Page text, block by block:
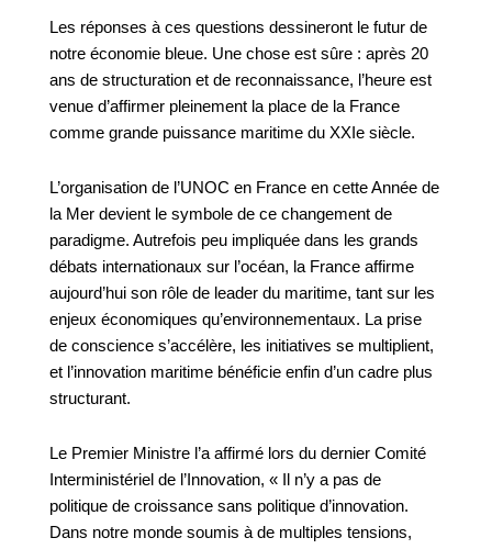
Les réponses à ces questions dessineront le futur de
notre économie bleue. Une chose est sûre : après 20
ans de structuration et de reconnaissance, l’heure est
venue d’affirmer pleinement la place de la France
comme grande puissance maritime du XXIe siècle.
L’organisation de l’UNOC en France en cette Année de
la Mer devient le symbole de ce changement de
paradigme. Autrefois peu impliquée dans les grands
débats internationaux sur l’océan, la France affirme
aujourd’hui son rôle de leader du maritime, tant sur les
enjeux économiques qu’environnementaux. La prise
de conscience s’accélère, les initiatives se multiplient,
et l’innovation maritime bénéficie enfin d’un cadre plus
structurant.
Le Premier Ministre l’a affirmé lors du dernier Comité
Interministériel de l’Innovation, « Il n’y a pas de
politique de croissance sans politique d’innovation.
Dans notre monde soumis à de multiples tensions,